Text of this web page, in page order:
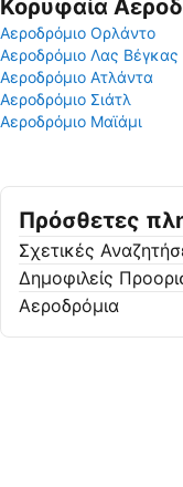
Κορυφαία
Αεροδρόμιο Ορλάντο
Αεροδρόμιο Λας Βέγκας
Αεροδρόμιο Ατλάντα
Αεροδρόμιο Σιάτλ
Αεροδρόμιο Μαϊάμι
Πρόσθετες
Σχετικές
Δημοφιλείς
Αεροδρόμια